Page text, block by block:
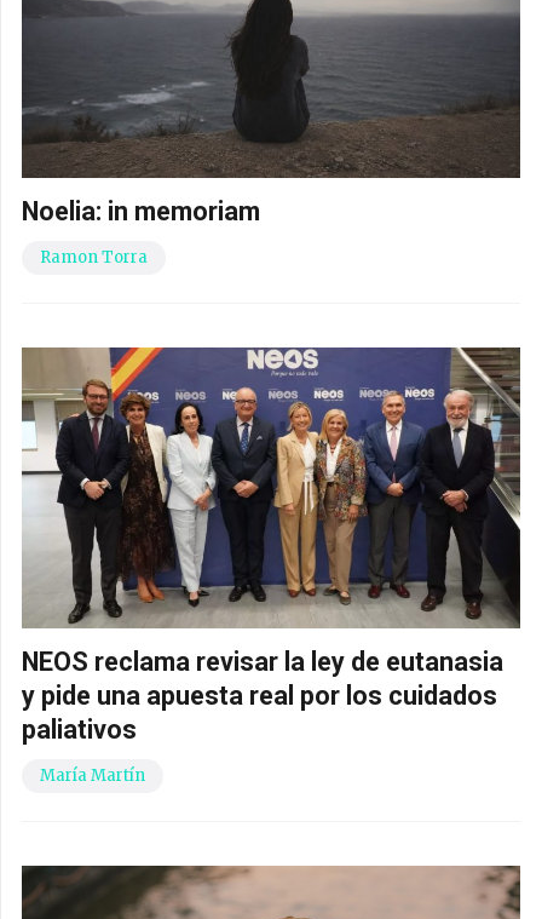
Noelia: in memoriam
Ramon Torra
NEOS reclama revisar la ley de eutanasia
y pide una apuesta real por los cuidados
paliativos
María Martín